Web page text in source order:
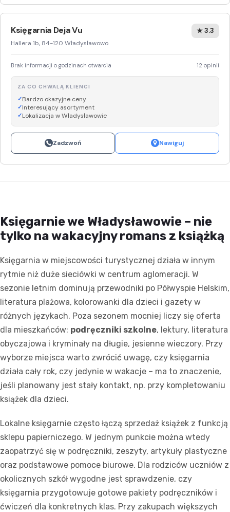
Księgarnia Deja Vu
Hallera 1b, 84-120 Władysławowo
★ 3.3
Brak informacji o godzinach otwarcia 12 opinii
ZA CO CHWALĄ KLIENCI
Bardzo okazyjne ceny
Interesujący asortyment
Lokalizacja w Władysławowie
Zadzwoń Nawiguj
Księgarnie we Władysławowie – nie
tylko na wakacyjny romans z książką
Księgarnia w miejscowości turystycznej działa w innym
rytmie niż duże sieciówki w centrum aglomeracji. W
sezonie letnim dominują przewodniki po Półwyspie Helskim,
literatura plażowa, kolorowanki dla dzieci i gazety w
różnych językach. Poza sezonem mocniej liczy się oferta
dla mieszkańców: podręczniki szkolne, lektury, literatura
obyczajowa i kryminały na długie, jesienne wieczory. Przy
wyborze miejsca warto zwrócić uwagę, czy księgarnia
działa cały rok, czy jedynie w wakacje – ma to znaczenie,
jeśli planowany jest stały kontakt, np. przy kompletowaniu
książek dla dzieci.
Lokalne księgarnie często łączą sprzedaż książek z funkcją
sklepu papierniczego. W jednym punkcie można wtedy
zaopatrzyć się w podręczniki, zeszyty, artykuły plastyczne
oraz podstawowe pomoce biurowe. Dla rodziców uczniów z
okolicznych szkół wygodne jest sprawdzenie, czy
księgarnia przygotowuje gotowe pakiety podręczników i
ćwiczeń dla konkretnych klas. Przy zakupach większych